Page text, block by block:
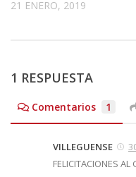
21 ENERO, 2019
1 RESPUESTA
Comentarios 1
VILLEGUENSE
FELICITACIONES AL